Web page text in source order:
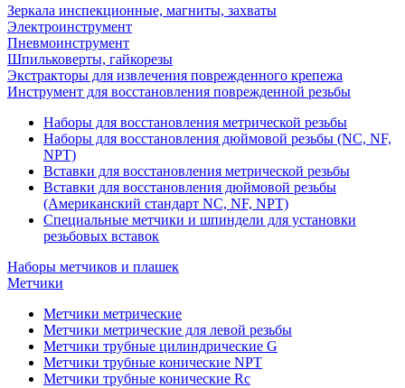
Зеркала инспекционные, магниты, захваты
Электроинструмент
Пневмоинструмент
Шпильковерты, гайкорезы
Экстракторы для извлечения поврежденного крепежа
Инструмент для восстановления поврежденной резьбы
Наборы для восстановления метрической резьбы
Наборы для восстановления дюймовой резьбы (NC, NF,
NPT)
Вставки для восстановления метрической резьбы
Вставки для восстановления дюймовой резьбы
(Американский стандарт NC, NF, NPT)
Специальные метчики и шпиндели для установки
резьбовых вставок
Наборы метчиков и плашек
Метчики
Метчики метрические
Метчики метрические для левой резьбы
Метчики трубные цилиндрические G
Метчики трубные конические NPT
Метчики трубные конические Rc